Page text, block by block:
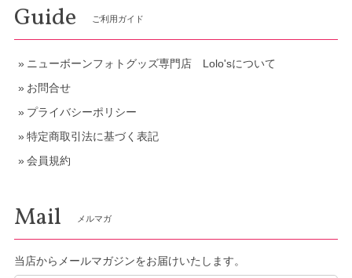
Guide ご利用ガイド
ニューボーンフォトグッズ専門店 Lolo'sについて
お問合せ
プライバシーポリシー
特定商取引法に基づく表記
会員規約
Mail メルマガ
当店からメールマガジンをお届けいたします。